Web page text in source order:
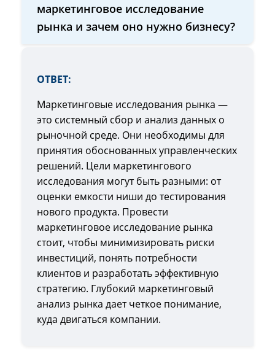
маркетинговое исследование
рынка и зачем оно нужно бизнесу?
ОТВЕТ:
Маркетинговые исследования рынка —
это системный сбор и анализ данных о
рыночной среде. Они необходимы для
принятия обоснованных управленческих
решений. Цели маркетингового
исследования могут быть разными: от
оценки емкости ниши до тестирования
нового продукта. Провести
маркетинговое исследование рынка
стоит, чтобы минимизировать риски
инвестиций, понять потребности
клиентов и разработать эффективную
стратегию. Глубокий маркетинговый
анализ рынка дает четкое понимание,
куда двигаться компании.